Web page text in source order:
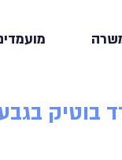
בוטיק